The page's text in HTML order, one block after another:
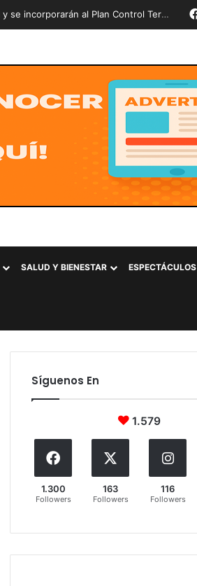
Más de 580 soldados del PAR 24-2026 juran lealtad a la Bandera Nacional y se incorporarán al Plan Control Territorial
SALUD Y BIENESTAR ESPECTÁCULOS
Síguenos En
1.579
1.300
Followers
163
Followers
116
Followers